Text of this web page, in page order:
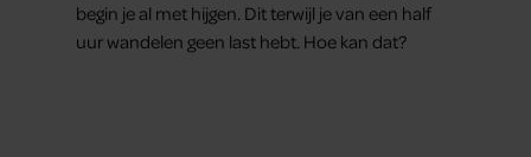
begin je al met hijgen. Dit terwijl je van een half
uur wandelen geen last hebt. Hoe kan dat?